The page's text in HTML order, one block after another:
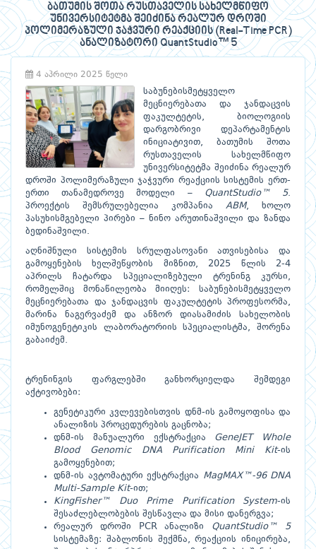
ბათუმის შოთა რუსთაველის სახელმწიფო
უნივერსიტეტმა შეიძინა რეალურ დროში
პოლიმერაზული ჯაჭვური რეაქციის (Real-Time PCR)
ანალიზატორი QuantStudio™ 5
4 აპრილი 2025 წელი
საბუნებისმეტყველო
მეცნიერებათა და ჯანდაცვის
ფაკულტეტის, ბიოლოგიის
დარგობრივი დეპარტამენტის
ინიციატივით, ბათუმის შოთა
რუსთაველის სახელმწიფო
უნივერსიტეტმა შეიძინა რეალურ
დროში პოლიმერაზული ჯაჭვური რეაქციის სისტემის ერთ-
ერთი თანამედროვე მოდელი – QuantStudio™ 5.
პროექტის შემსრულებელია კომპანია ABM, ხოლო
პასუხისმგებელი პირები – ნინო არუთინაშვილი და ზანდა
ბედინაშვილი.
აღნიშნული სისტემის სრულფასოვანი ათვისებისა და
გამოყენების ხელშეწყობის მიზნით, 2025 წლის 2-4
აპრილს ჩატარდა სპეციალიზებული ტრენინგ კურსი,
რომელშიც მონაწილეობა მიიღეს: საბუნებისმეტყველო
მეცნიერებათა და ჯანდაცვის ფაკულტეტის პროფესორმა,
მარინა ნაგერვაძემ და ანზორ დიასამიძის სახელობის
იმუნოგენეტიკის ლაბორატორიის სპეციალისტმა, შორენა
გაბაიძემ.
ტრენინგის ფარგლებში განხორციელდა შემდეგი
აქტივობები:
გენეტიკური კვლევებისთვის დნმ-ის გამოყოფისა და
ანალიზის პროცედურების გაცნობა;
დნმ-ის მანუალური ექსტრაქცია GeneJET Whole
Blood Genomic DNA Purification Mini Kit-ის
გამოყენებით;
დნმ-ის ავტომატური ექსტრაქცია
MagMAX™-96 DNA
Multi-Sample Kit-ით;
KingFisher™ Duo Prime Purification System-ის
შესაძლებლობების შესწავლა და მისი დანერგვა;
რეალურ დროში PCR ანალიზი QuantStudio™ 5
სისტემაზე: შაბლონის შექმნა, რეაქციის ინიცირება,